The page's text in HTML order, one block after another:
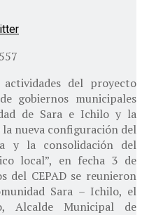
del proyecto
gobiernos municipales
de Sara e Ichilo y la
nueva configuración del
y la consolidación del
local”, en fecha 3 de
del CEPAD se reunieron
Sara – Ichilo, el
Alcalde Municipal de